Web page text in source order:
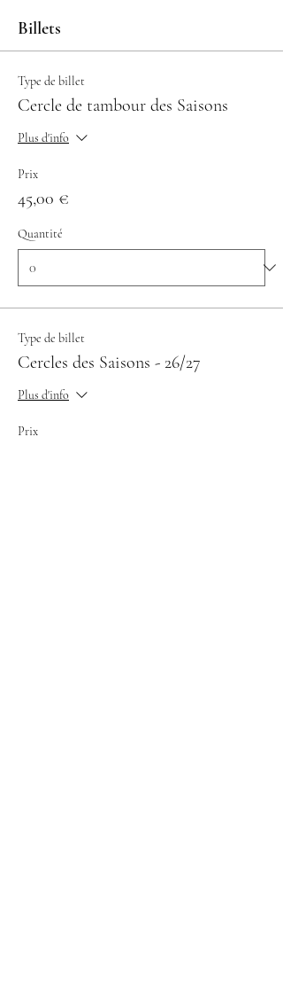
Billets
Type de billet
Cercle de tambour des Saisons
Plus d'info
Prix
45,00 €
Quantité
Type de billet
Cercles des Saisons - 26/27
Plus d'info
Prix